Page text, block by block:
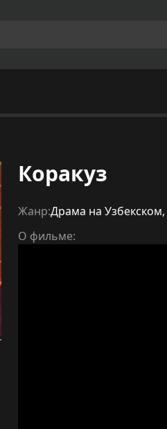
Коракуз
Жанр:Драма на Узбекском,
О фильме: